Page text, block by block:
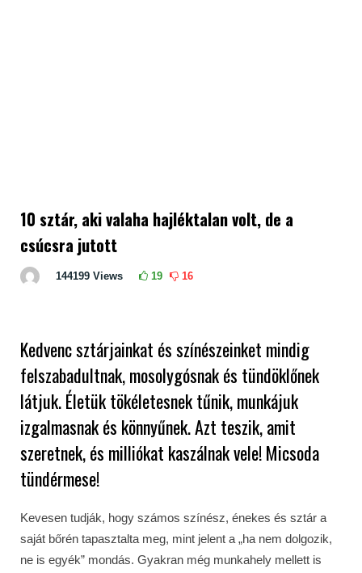
10 sztár, aki valaha hajléktalan volt, de a
csúcsra jutott
144199 Views 19 16
Kedvenc sztárjainkat és színészeinket mindig
felszabadultnak, mosolygósnak és tündöklőnek
látjuk. Életük tökéletesnek tűnik, munkájuk
izgalmasnak és könnyűnek. Azt teszik, amit
szeretnek, és milliókat kaszálnak vele! Micsoda
tündérmese!
Kevesen tudják, hogy számos színész, énekes és sztár a
saját bőrén tapasztalta meg, mint jelent a „ha nem dolgozik,
ne is egyék” mondás. Gyakran még munkahely mellett is